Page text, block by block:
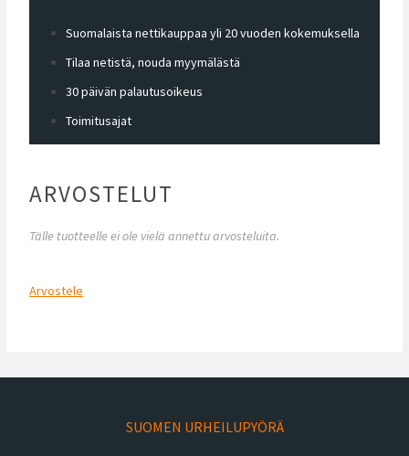
Suomalaista nettikauppaa yli 20 vuoden kokemuksella
Tilaa netistä, nouda myymälästä
30 päivän palautusoikeus
Toimitusajat
ARVOSTELUT
Tälle tuotteelle ei ole vielä annettu arvosteluita.
Arvostele
SUOMEN URHEILUPYÖRÄ